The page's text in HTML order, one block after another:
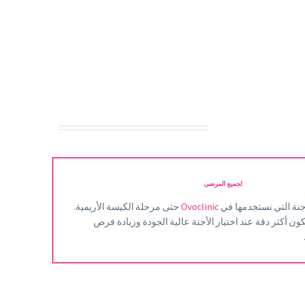
لجميع المرضى
التي نستخدمها في Ovoclinic حتى مرحلة الكيسة الأريمية.
أكثر دقة عند اختيار الأجنة عالية الجودة وزيادة فرص